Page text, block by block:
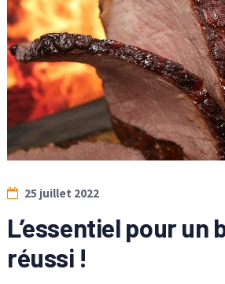
25 juillet 2022
L’essentiel pour un
réussi !